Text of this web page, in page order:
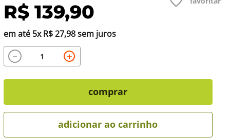
R$ 139,90
em até 5xR$27,98sem juros
＋
－
comprar
adicionar ao carrinho